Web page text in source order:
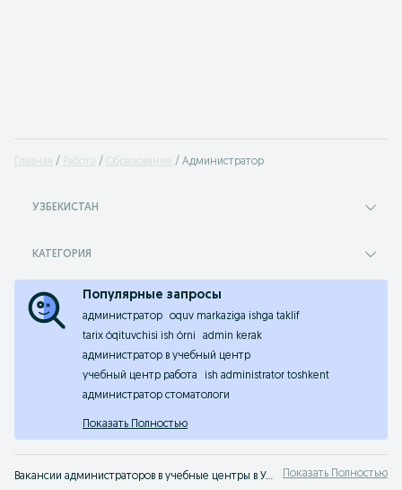
Главная Работа Образование Администратор
УЗБЕКИСТАН
КАТЕГОРИЯ
Популярные запросы
администратор
oquv markaziga ishga taklif
tarix óqituvchisi ish órni
admin kerak
администратор в учебный центр
учебный центр работа
ish administrator toshkent
администратор стоматологи
Показать Полностью
Вакансии администраторов в учебные центры в Узбекистане ✏️ Множество предложений вакансий администраторов в образовательные центры ✔️ Быстрый поиск ⮞⮞ OLX.uz Показать Полностью